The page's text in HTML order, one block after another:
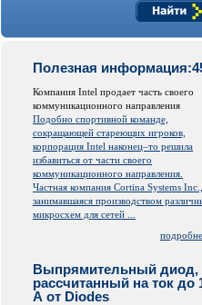
Полезная
Компания Intel продает часть своего
коммуникационного направления
Подобно спортивной команде,
сокращающей стареющих игроков,
корпорация Intel наконец–то решила
избавиться от части своего
коммуникационного направления.
Частная компания Cortina Systems Inc.,
занимавшаяся производством
микросхем для сетей ...
Выпрямительный диод,
рассчитанный на ток до
А от Diodes